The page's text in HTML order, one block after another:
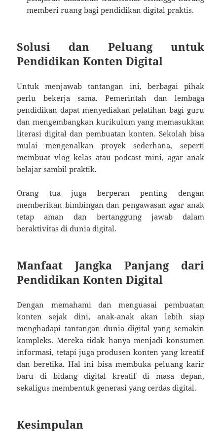
memberi ruang bagi pendidikan digital praktis.
Solusi dan Peluang untuk
Pendidikan Konten Digital
Untuk menjawab tantangan ini, berbagai pihak
perlu bekerja sama. Pemerintah dan lembaga
pendidikan dapat menyediakan pelatihan bagi guru
dan mengembangkan kurikulum yang memasukkan
literasi digital dan pembuatan konten. Sekolah bisa
mulai mengenalkan proyek sederhana, seperti
membuat vlog kelas atau podcast mini, agar anak
belajar sambil praktik.
Orang tua juga berperan penting dengan
memberikan bimbingan dan pengawasan agar anak
tetap aman dan bertanggung jawab dalam
beraktivitas di dunia digital.
Manfaat Jangka Panjang dari
Pendidikan Konten Digital
Dengan memahami dan menguasai pembuatan
konten sejak dini, anak-anak akan lebih siap
menghadapi tantangan dunia digital yang semakin
kompleks. Mereka tidak hanya menjadi konsumen
informasi, tetapi juga produsen konten yang kreatif
dan beretika. Hal ini bisa membuka peluang karir
baru di bidang digital kreatif di masa depan,
sekaligus membentuk generasi yang cerdas digital.
Kesimpulan